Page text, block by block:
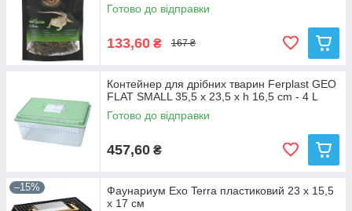
Готово до відправки
133,60 ₴ 167 ₴
Контейнер для дрібних тварин Ferplast GEO
FLAT SMALL 35,5 x 23,5 x h 16,5 cm - 4 L
Готово до відправки
457,60 ₴
–15%
Фаунариум Exo Terra пластиковий 23 x 15,5
x 17 см